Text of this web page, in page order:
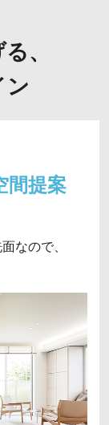
、
ン
間提案
なので、